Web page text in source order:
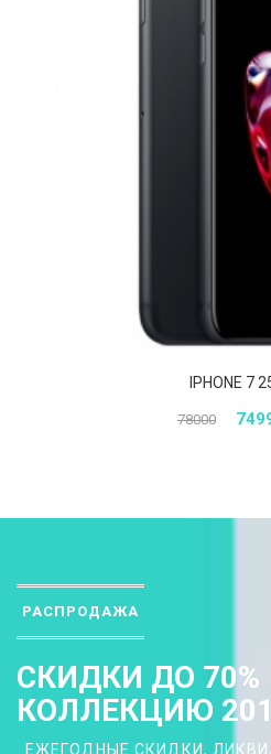
IPHONE 7
78000
РАСПРОДАЖА
СКИДКИ ДО 70%
КОЛЛЕКЦИЮ
ЕЖЕГОДНЫЕ СКИДКИ,